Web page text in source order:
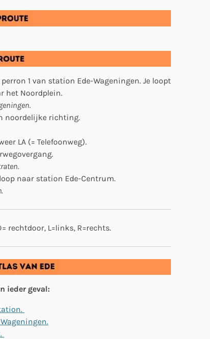
1 van station Ede-Wageningen. Je loopt
het Noordplein.
noordelijke richting.
LA (= Telefoonweg).
naar station Ede-Centrum.
rechtdoor, L=links, R=rechts.
ieder geval: